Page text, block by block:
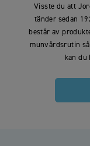
Visste du att
tänder sedan
består av
munvårdsrutin
kan du